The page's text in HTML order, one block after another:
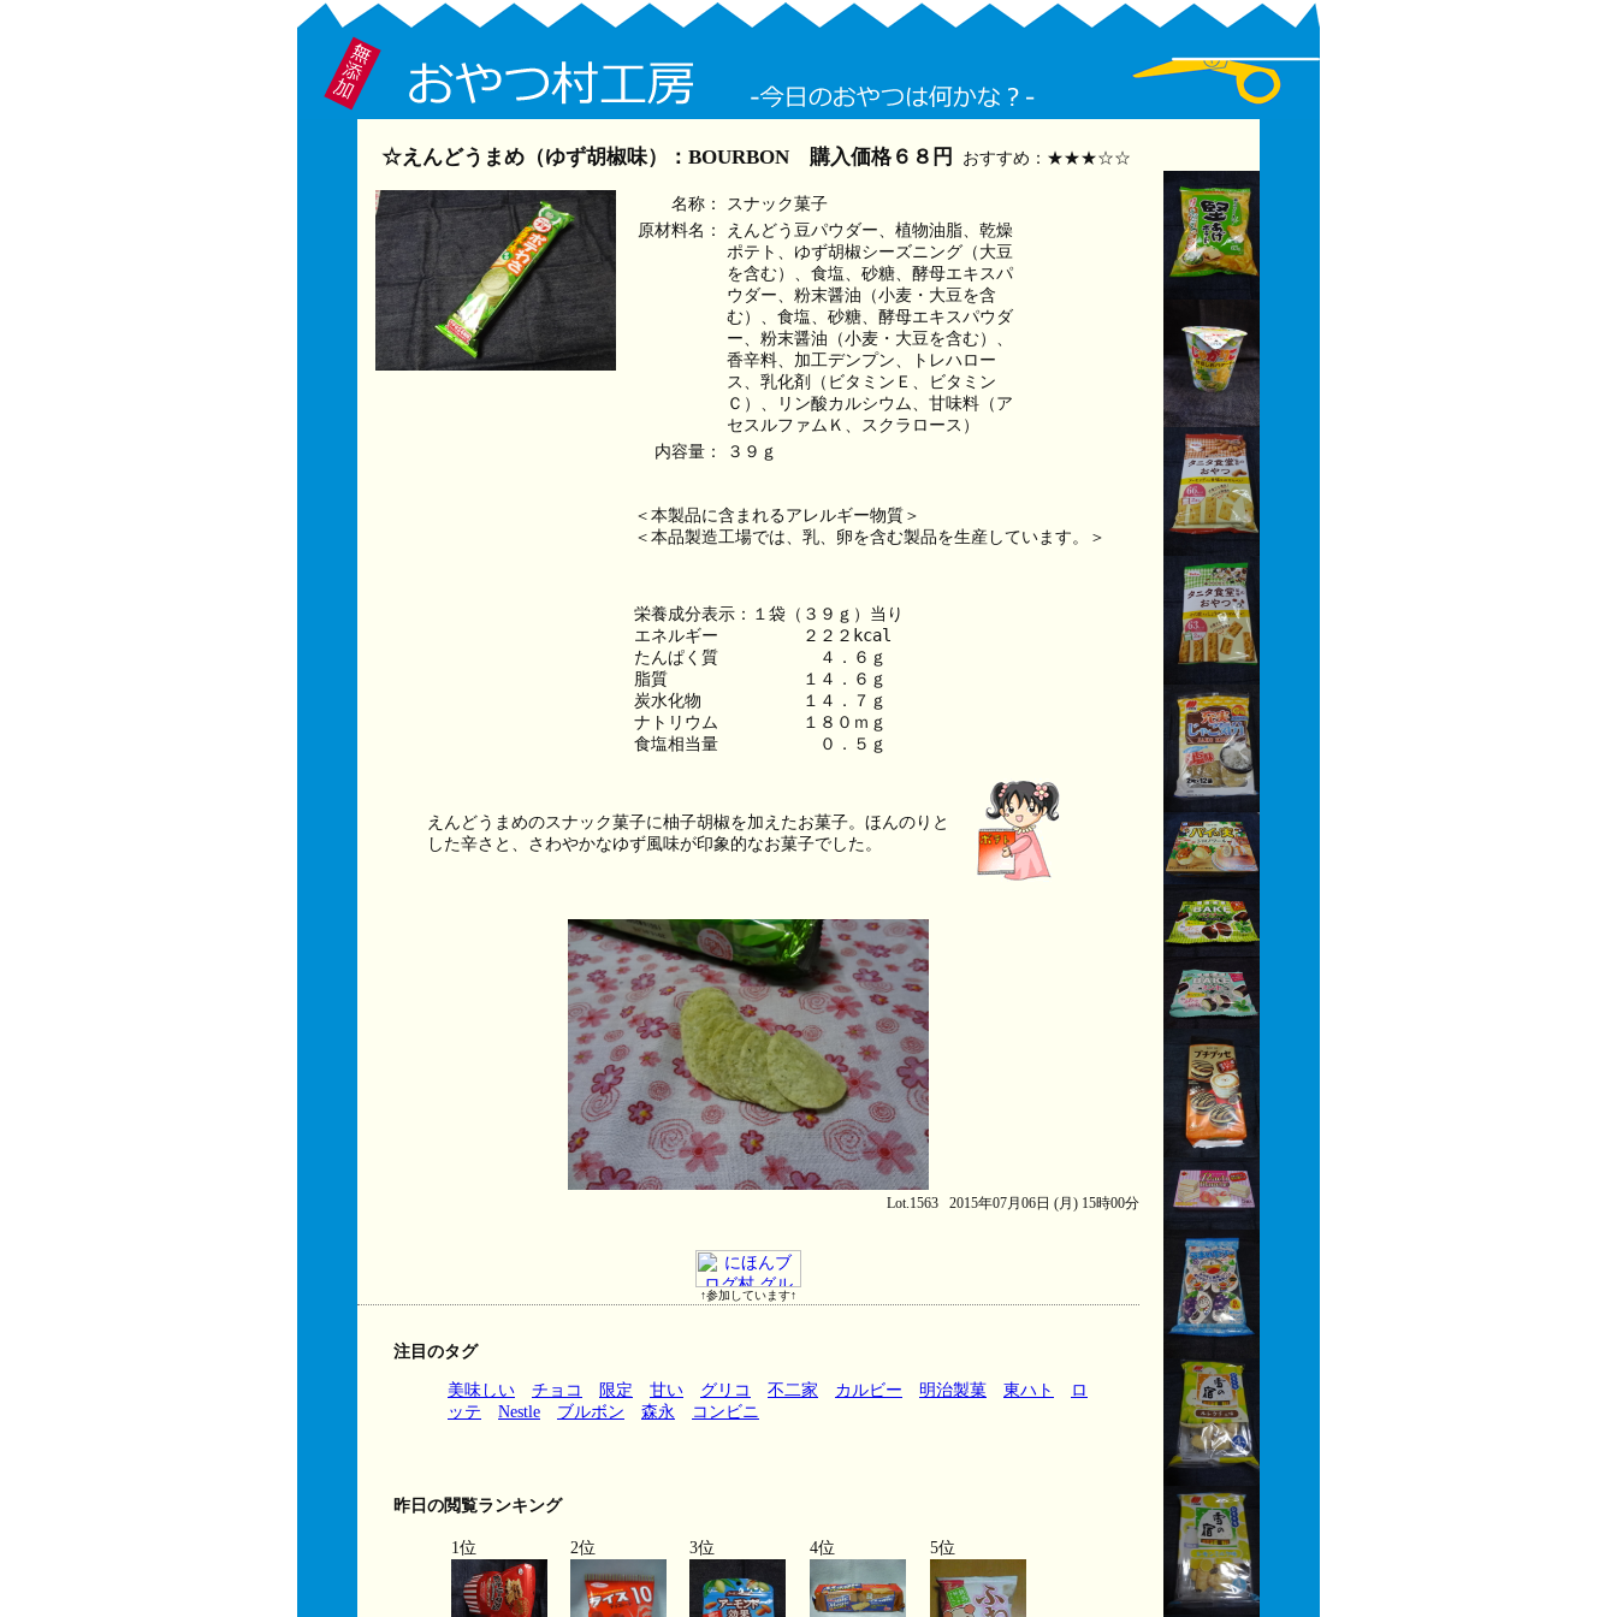
☆えんどうまめ（ゆず胡椒味）：BOURBON 購入価格６８円 おすすめ：★★★☆☆
名称：
スナック菓子
原材料名：
えんどう豆パウダー、植物油脂、乾燥
ポテト、ゆず胡椒シーズニング（大豆
を含む）、食塩、砂糖、酵母エキスパ
ウダー、粉末醤油（小麦・大豆を含
む）、食塩、砂糖、酵母エキスパウダ
ー、粉末醤油（小麦・大豆を含む）、
香辛料、加工デンプン、トレハロー
ス、乳化剤（ビタミンＥ、ビタミン
Ｃ）、リン酸カルシウム、甘味料（ア
セスルファムＫ、スクラロース）
内容量：
３９ｇ
＜本製品に含まれるアレルギー物質＞
＜本品製造工場では、乳、卵を含む製品を生産しています。＞
栄養成分表示：１袋（３９ｇ）当り
エネルギー　　　　　２２２kcal
たんぱく質　　　　　　４．６ｇ
脂質　　　　　　　　１４．６ｇ
炭水化物　　　　　　１４．７ｇ
ナトリウム　　　　　１８０ｍｇ
食塩相当量　　　　　　０．５ｇ
えんどうまめのスナック菓子に柚子胡椒を加えたお菓子。ほんのりと
した辛さと、さわやかなゆず風味が印象的なお菓子でした。
Lot.1563 2015年07月06日 (月) 15時00分
↑参加しています↑
注目のタグ
美味しい チョコ 限定 甘い グリコ 不二家 カルビー 明治製菓 東ハト
ロ
ッテ
Nestle ブルボン 森永 コンビニ
昨日の閲覧ランキング
1位 2位 3位 4位 5位